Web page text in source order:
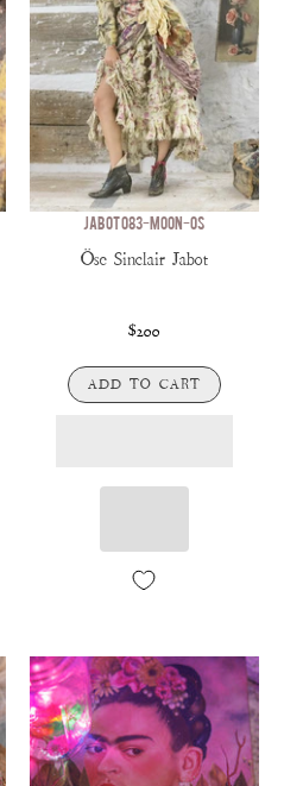
JABOT 083-MOON-OS
Öse Sinclair Jabot
$200
ADD TO CART